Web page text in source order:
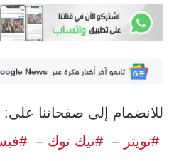
للانضمام إلى صفحاتنا على:
#تويتر – #تيك توك –